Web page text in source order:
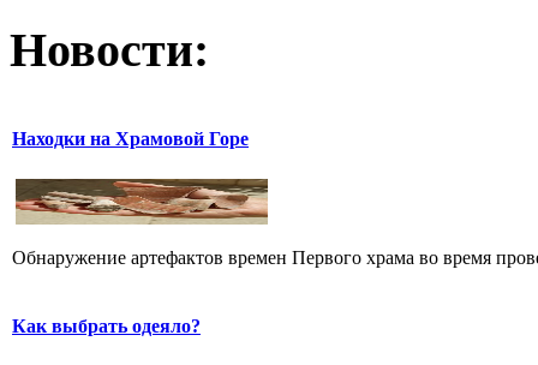
Новости:
Находки на Храмовой Горе
Обнаружение артефактов времен Первого храма во время
Как выбрать одеяло?